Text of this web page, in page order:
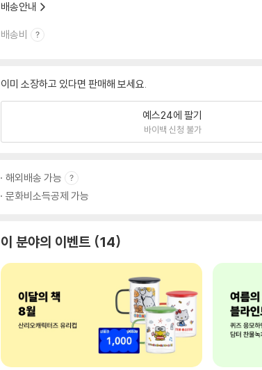
배송안내
배송비
이미 소장하고 있다면 판매해 보세요.
예스24에 팔기
바이백 신청 불가
해외배송 가능
문화비소득공제 가능
이 분야의 이벤트 14